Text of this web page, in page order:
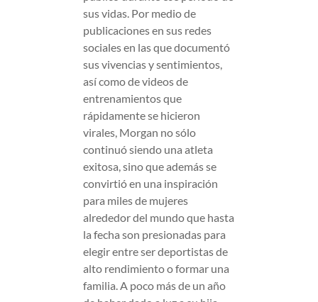
sus vidas. Por medio de
publicaciones en sus redes
sociales en las que documentó
sus vivencias y sentimientos,
así como de videos de
entrenamientos que
rápidamente se hicieron
virales, Morgan no sólo
continuó siendo una atleta
exitosa, sino que además se
convirtió en una inspiración
para miles de mujeres
alrededor del mundo que hasta
la fecha son presionadas para
elegir entre ser deportistas de
alto rendimiento o formar una
familia. A poco más de un año